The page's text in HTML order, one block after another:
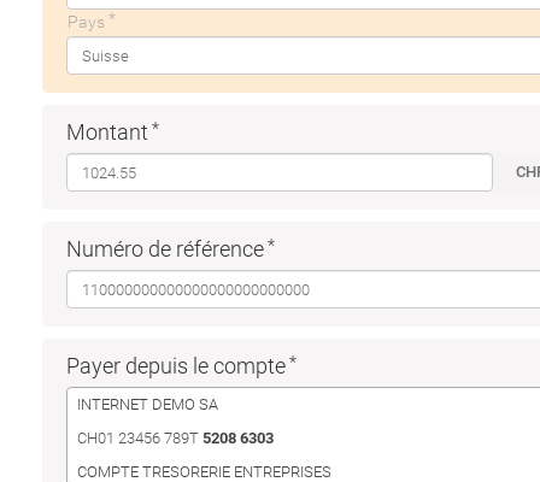
Pays
Montant
Numéro de référence
Payer depuis le compte
INTERNET DEMO SA
CH01 23456 789T 5208 6303
COMPTE TRESORERIE ENTREPRISES